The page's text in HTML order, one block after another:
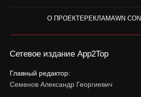
О ПРОЕКТЕРЕКЛАМАWN
Сетевое издание App2Top
Главный редактор:
Семенов Александр Георгиевич